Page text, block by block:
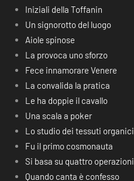
Iniziali della Toffanin
Un signorotto del luogo
Aiole spinose
La provoca uno sforzo
Fece innamorare Venere
La convalida la pratica
Le ha doppie il cavallo
Una scala a poker
Lo studio dei tessuti organici
Fu il primo cosmonauta
Si basa su quattro operazioni
Quando canta è confesso